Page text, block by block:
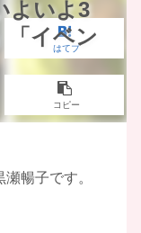
よいよ3
「イベン
はてブ
コピー
暢子です。